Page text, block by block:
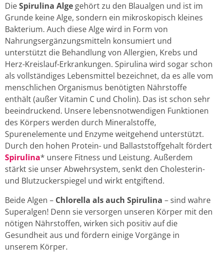
DieSpirulina Alge gehört zu den Blaualgen und ist im
Grunde keine Alge, sondern ein mikroskopisch kleines
Bakterium. Auch diese Alge wird in Form von
Nahrungsergänzungsmitteln konsumiert und
unterstützt die Behandlung von Allergien, Krebs und
Herz-Kreislauf-Erkrankungen. Spirulina wird sogar schon
als vollständiges Lebensmittel bezeichnet, da es alle vom
menschlichen Organismus benötigten Nährstoffe
enthält (außer Vitamin C und Cholin). Das ist schon sehr
beeindruckend. Unsere lebensnotwendigen Funktionen
des Körpers werden durch Mineralstoffe,
Spurenelemente und Enzyme weitgehend unterstützt.
Durch den hohen Protein- und Ballaststoffgehalt fördert
Spirulina* unsere Fitness und Leistung. Außerdem
stärkt sie unser Abwehrsystem, senkt den Cholesterin-
und Blutzuckerspiegel und wirkt entgiftend.
Beide Algen – Chlorella als auch Spirulina – sind wahre
Superalgen! Denn sie versorgen unseren Körper mit den
nötigen Nährstoffen, wirken sich positiv auf die
Gesundheit aus und fördern einige Vorgänge in
unserem Körper.